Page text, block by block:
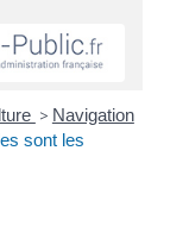
> Navigation
sont les